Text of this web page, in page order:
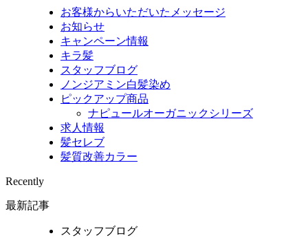
お客様からいただいたメッセージ
お知らせ
キャンペーン情報
キラ髪
スタッフブログ
ノンジアミン白髪染め
ピックアップ商品
ナピュールオーガニックシリーズ
求人情報
髪セレブ
髪質改善カラー
Recently
最新記事
スタッフブログ